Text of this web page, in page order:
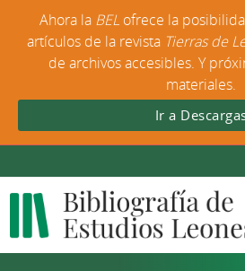
Ahora la BEL ofrece la
artículos de la revista Tierras de
de archivos accesibles. Y
materiales.
Ir a